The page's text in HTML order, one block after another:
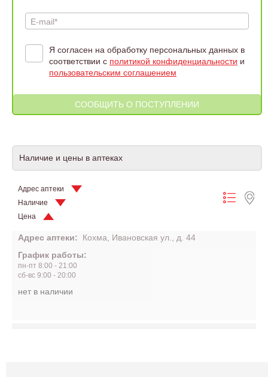
E-mail*
Я согласен на обработку персональных данных в
соответствии с политикой конфиденциальности и
пользовательским соглашением
Наличие и цены в аптеках
Адрес аптеки
Наличие
Цена
Адрес аптеки:
Кохма, Ивановская ул., д. 44
График работы:
пн-пт 8:00 - 21:00
сб-вс 9:00 - 20:00
нет в наличии